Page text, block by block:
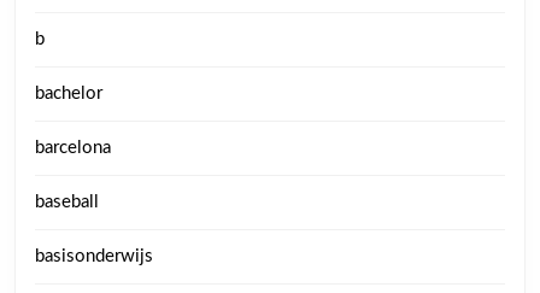
b
bachelor
barcelona
baseball
basisonderwijs